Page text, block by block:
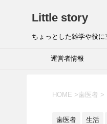
Little story
ちょっとした雑学や役に
運営者情報
HOME >歯医者 >
歯医者 生活